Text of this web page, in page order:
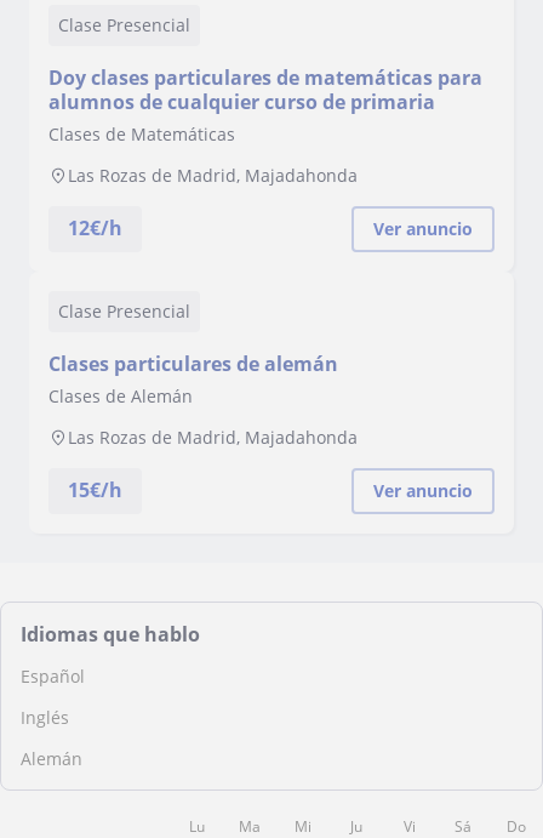
Clase Presencial
Doy clases particulares de matemáticas para
alumnos de cualquier curso de primaria
Clases de Matemáticas
Las Rozas de Madrid, Majadahonda
12€/h Ver anuncio
Clase Presencial
Clases particulares de alemán
Clases de Alemán
Las Rozas de Madrid, Majadahonda
15€/h Ver anuncio
Idiomas que hablo
Español
Inglés
Alemán
Lu Ma Mi Ju Vi Sá Do